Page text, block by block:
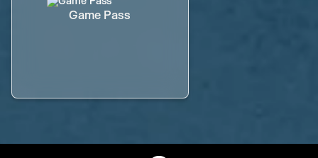
Game Pass